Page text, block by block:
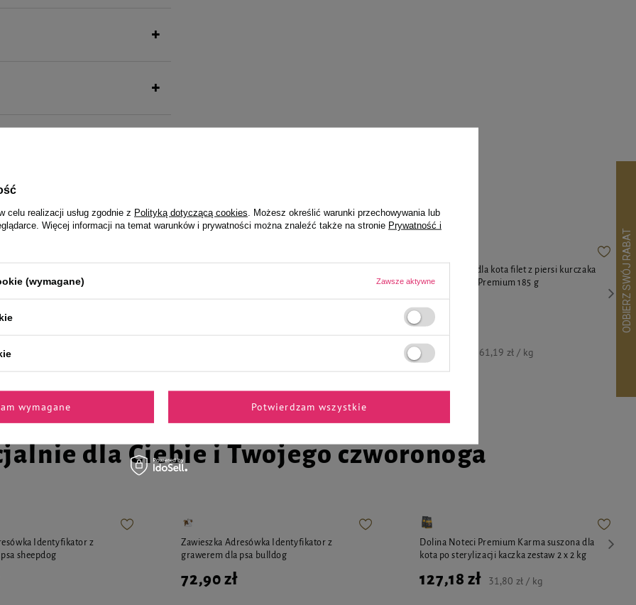
ucieszy Twojego pupila
2 kg
33,47 zł / kg
Mokra karma dla kota filet z piersi kurczaka
Dolina Noteci Premium 185 g
11,32 zł 61,19 zł / kg
dla Ciebie i Twojego czworonoga
Identyfikator z
sheepdog
Zawieszka Adresówka Identyfikator z
grawerem dla psa bulldog
72,90 zł
Dolina Noteci Premium Karma suszona dla
kota po sterylizacji kaczka zestaw 2 x 2 kg
127,18 zł 31,80 zł / kg
celu realizacji usług zgodnie z Polityką dotyczącą cookies . Możesz określić warunki przechowywania lub
Więcej informacji na temat warunków i prywatności można znaleźć także na stronie Prywatność i
(wymagane) Zawsze aktywne
wymagane Potwierdzam wszystkie